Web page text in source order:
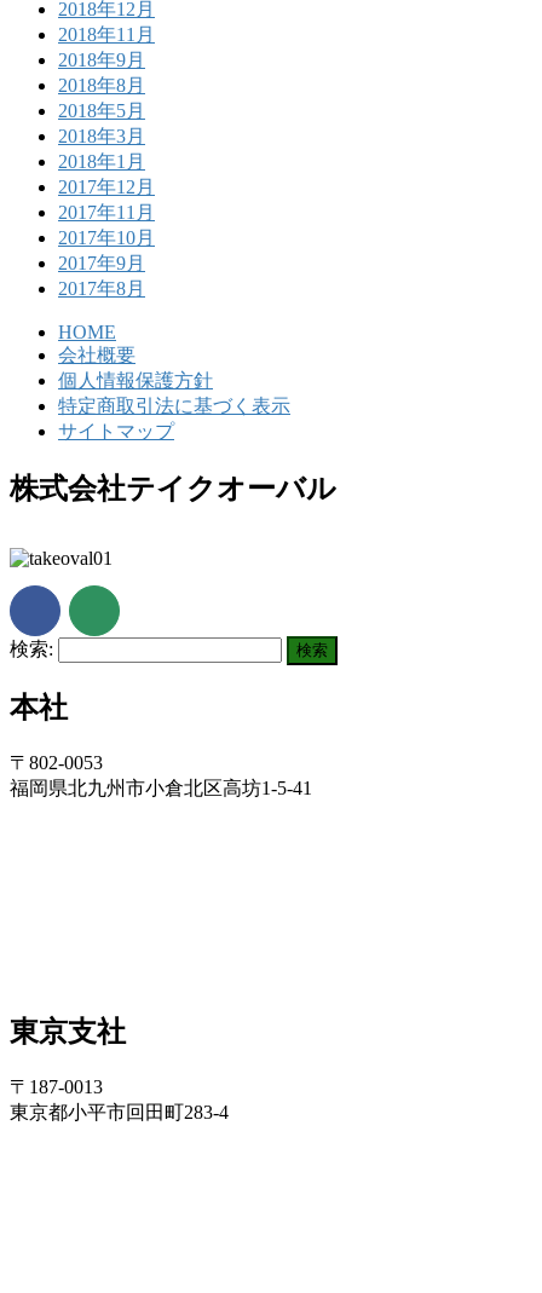
2018年12月
2018年11月
2018年9月
2018年8月
2018年5月
2018年3月
2018年1月
2017年12月
2017年11月
2017年10月
2017年9月
2017年8月
HOME
会社概要
個人情報保護方針
特定商取引法に基づく表示
サイトマップ
株式会社テイクオーバル
検索:
本社
〒802-0053
福岡県北九州市小倉北区高坊1-5-41
東京支社
〒187-0013
東京都小平市回田町283-4